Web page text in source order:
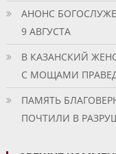
АНОНС
9 АВГУСТА
В КАЗАНСКИЙ
С МОЩАМИ
ПАМЯТЬ
ПОЧТИЛИ В